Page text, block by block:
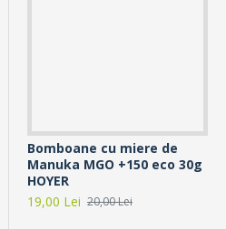
Bomboane cu miere de
Manuka MGO +150 eco 30g
HOYER
19,00 Lei 20,00 Lei